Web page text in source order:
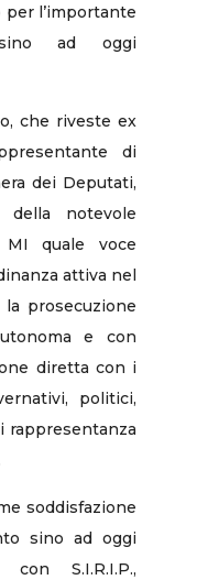
l’importante
ad oggi
che riveste ex
di
dei Deputati,
notevole
MI quale voce
attiva nel
prosecuzione
e con
diretta con i
politici,
rappresentanza
soddisfazione
sino ad oggi
S.I.R.I.P.,